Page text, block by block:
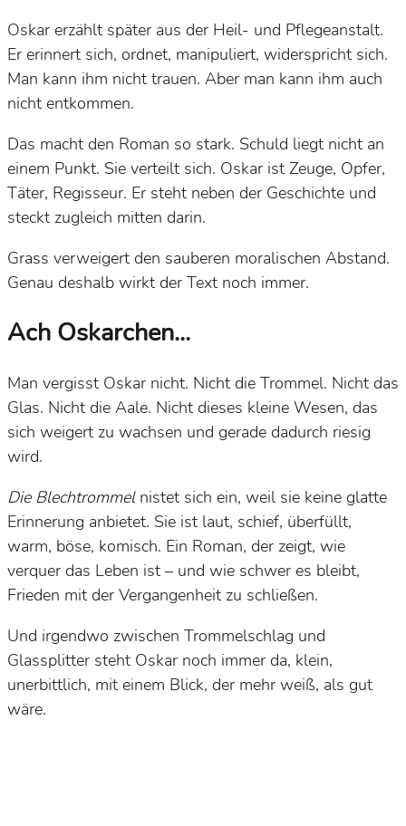
Oskar erzählt später aus der Heil- und Pflegeanstalt.
Er erinnert sich, ordnet, manipuliert, widerspricht sich.
Man kann ihm nicht trauen. Aber man kann ihm auch
nicht entkommen.
Das macht den Roman so stark. Schuld liegt nicht an
einem Punkt. Sie verteilt sich. Oskar ist Zeuge, Opfer,
Täter, Regisseur. Er steht neben der Geschichte und
steckt zugleich mitten darin.
Grass verweigert den sauberen moralischen Abstand.
Genau deshalb wirkt der Text noch immer.
Ach Oskarchen...
Man vergisst Oskar nicht. Nicht die Trommel. Nicht das
Glas. Nicht die Aale. Nicht dieses kleine Wesen, das
sich weigert zu wachsen und gerade dadurch riesig
wird.
Die Blechtrommelnistet sich ein, weil sie keine glatte
Erinnerung anbietet. Sie ist laut, schief, überfüllt,
warm, böse, komisch. Ein Roman, der zeigt, wie
verquer das Leben ist – und wie schwer es bleibt,
Frieden mit der Vergangenheit zu schließen.
Und irgendwo zwischen Trommelschlag und
Glassplitter steht Oskar noch immer da, klein,
unerbittlich, mit einem Blick, der mehr weiß, als gut
wäre.